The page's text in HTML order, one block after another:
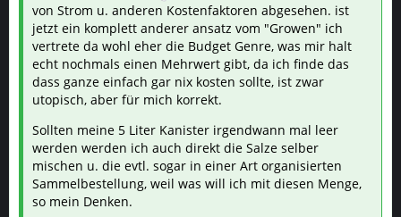
von Strom u. anderen Kostenfaktoren abgesehen. ist
jetzt ein komplett anderer ansatz vom "Growen" ich
vertrete da wohl eher die Budget Genre, was mir halt
echt nochmals einen Mehrwert gibt, da ich finde das
dass ganze einfach gar nix kosten sollte, ist zwar
utopisch, aber für mich korrekt.
Sollten meine 5 Liter Kanister irgendwann mal leer
werden werden ich auch direkt die Salze selber
mischen u. die evtl. sogar in einer Art organisierten
Sammelbestellung, weil was will ich mit diesen Menge,
so mein Denken.